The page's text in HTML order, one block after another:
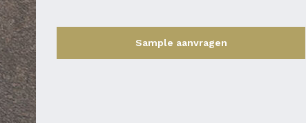
Sample aanvragen